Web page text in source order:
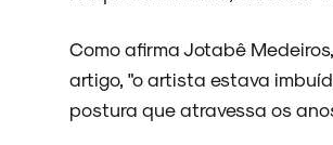
Como afirma Jotabê
artigo, "o artista estava
postura que atravessa os